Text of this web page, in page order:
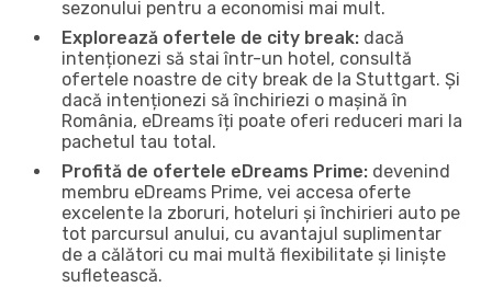
sezonului pentru a economisi mai mult.
Explorează ofertele de city break: dacă
intenționezi să stai într-un hotel, consultă
ofertele noastre de city break de la Stuttgart. Și
dacă intenționezi să închiriezi o mașină în
România, eDreams îți poate oferi reduceri mari la
pachetul tau total.
Profită de ofertele eDreams Prime: devenind
membru eDreams Prime, vei accesa oferte
excelente la zboruri, hoteluri și închirieri auto pe
tot parcursul anului, cu avantajul suplimentar
de a călători cu mai multă flexibilitate și liniște
sufletească.